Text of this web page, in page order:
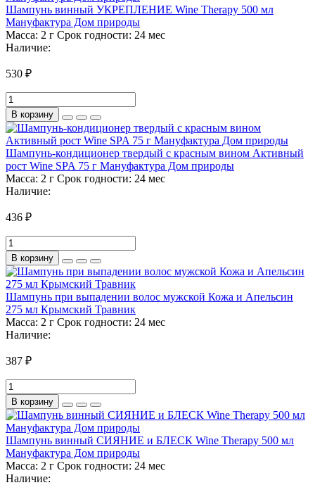
Шампунь винный УКРЕПЛЕНИЕ Wine Therapy 500 мл
Мануфактура Дом природы
Масса: 2 г Срок годности: 24 мес
Наличие:
530 ₽
В корзину
Шампунь-кондиционер твердый с красным вином Активный
рост Wine SPA 75 г Мануфактура Дом природы
Масса: 2 г Срок годности: 24 мес
Наличие:
436 ₽
В корзину
Шампунь при выпадении волос мужской Кожа и Апельсин
275 мл Крымский Травник
Масса: 2 г Срок годности: 24 мес
Наличие:
387 ₽
В корзину
Шампунь винный СИЯНИЕ и БЛЕСК Wine Therapy 500 мл
Мануфактура Дом природы
Масса: 2 г Срок годности: 24 мес
Наличие: